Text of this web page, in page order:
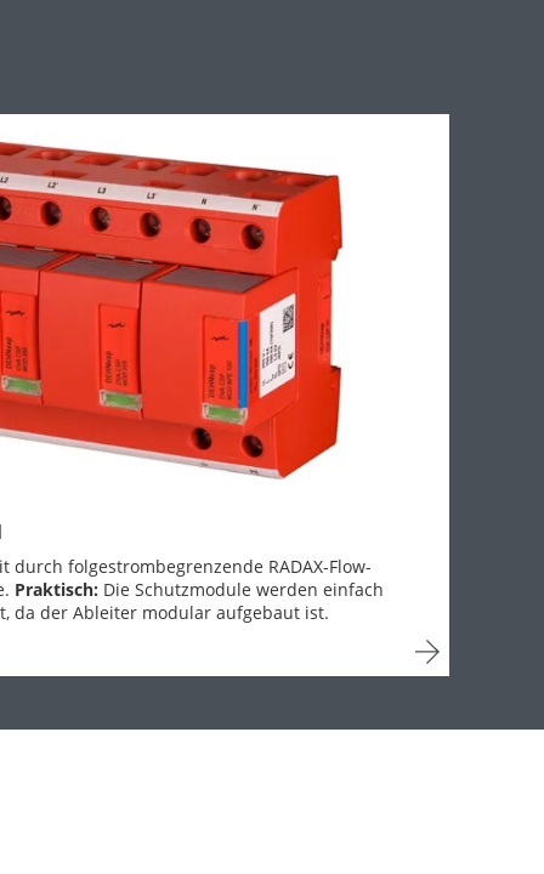
durch folgestrombegrenzende RADAX-Flow-
Praktisch: Die Schutzmodule werden einfach
da der Ableiter modular aufgebaut ist.